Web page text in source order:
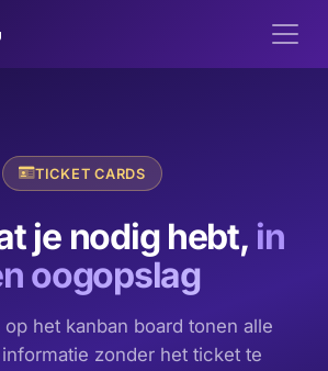
TICKET CARDS
je nodig hebt, in
oogopslag
het kanban board tonen alle
zonder het ticket te